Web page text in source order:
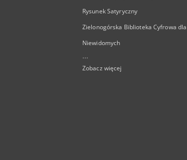
Rysunek Satyryczny
Zielonogórska Biblioteka Cyfrowa dla
Niewidomych
...
Zobacz więcej